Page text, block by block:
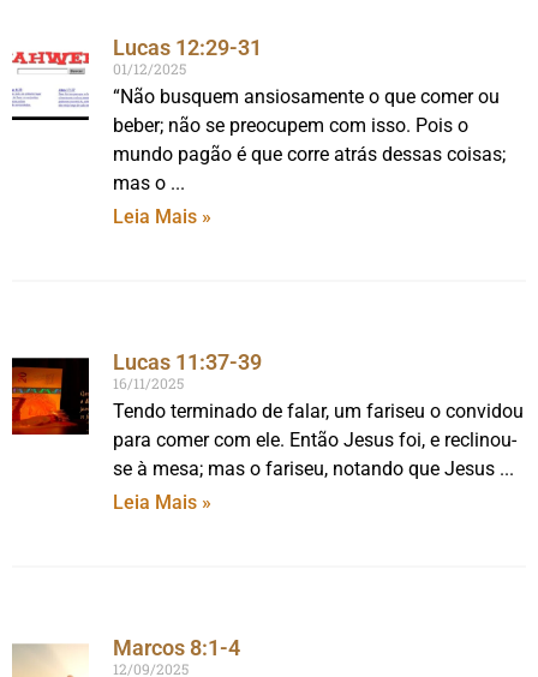
Lucas 12:29-31
01/12/2025
“Não busquem ansiosamente o que comer ou
beber; não se preocupem com isso. Pois o
mundo pagão é que corre atrás dessas coisas;
mas o
Leia Mais »
Lucas 11:37-39
16/11/2025
Tendo terminado de falar, um fariseu o convidou
para comer com ele. Então Jesus foi, e reclinou-
se à mesa; mas o fariseu, notando que Jesus
Leia Mais »
Marcos 8:1-4
12/09/2025